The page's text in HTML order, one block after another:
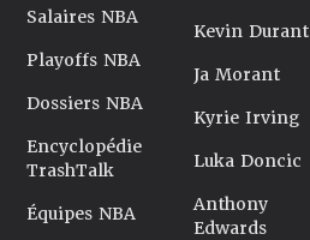
Salaires NBA
Playoffs NBA
Dossiers NBA
Encyclopédie
TrashTalk
Équipes NBA
Kevin Durant
Ja Morant
Kyrie Irving
Luka Doncic
Anthony
Edwards